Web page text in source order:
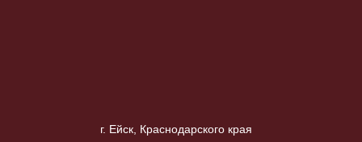
г. Ейск, Краснодарского края